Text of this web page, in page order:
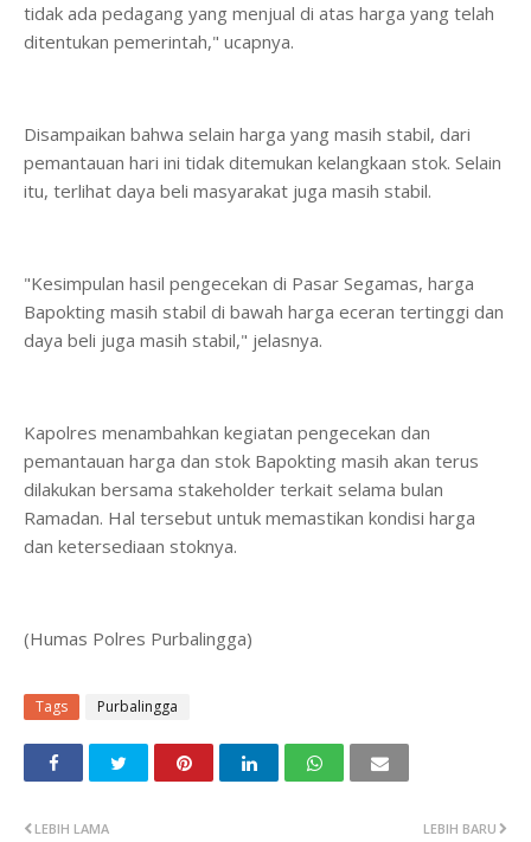
tidak ada pedagang yang menjual di atas harga yang telah
ditentukan pemerintah," ucapnya.
Disampaikan bahwa selain harga yang masih stabil, dari
pemantauan hari ini tidak ditemukan kelangkaan stok. Selain
itu, terlihat daya beli masyarakat juga masih stabil.
"Kesimpulan hasil pengecekan di Pasar Segamas, harga
Bapokting masih stabil di bawah harga eceran tertinggi dan
daya beli juga masih stabil," jelasnya.
Kapolres menambahkan kegiatan pengecekan dan
pemantauan harga dan stok Bapokting masih akan terus
dilakukan bersama stakeholder terkait selama bulan
Ramadan. Hal tersebut untuk memastikan kondisi harga
dan ketersediaan stoknya.
(Humas Polres Purbalingga)
Tags Purbalingga
LEBIH BARU
LEBIH LAMA